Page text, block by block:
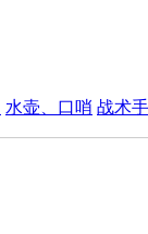
水壶、口哨 战术